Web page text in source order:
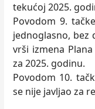
tekućoj 2025.
Povodom 9.
jednoglasno, bez
vrši izmena
za 2025. godinu.
Povodom 10.
se nije javljao za